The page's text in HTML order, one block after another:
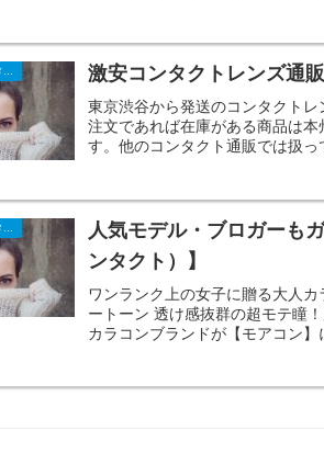
コンタクトレンズ・メガネ 激安コンタクトレンズ通
東京渋谷から発送のコンタクト
注文であれば在庫がある商品は
す。他のコンタクト通販では扱
人気モデル・ブロガーも
ンタクト）】
ワンランク上の女子に贈る大人
ートーン 透け感抜群の超モテ瞳
カラコンブランドが【モアコン